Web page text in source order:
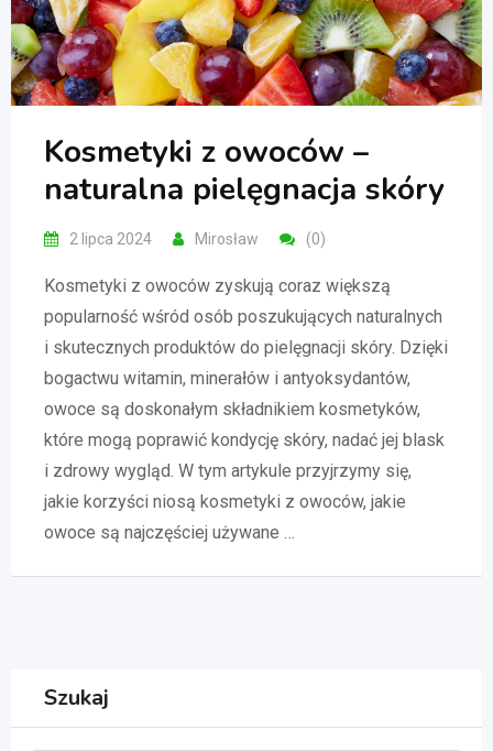
Kosmetyki z owoców –
naturalna pielęgnacja skóry
2 lipca 2024 Mirosław (0)
Kosmetyki z owoców zyskują coraz większą
popularność wśród osób poszukujących naturalnych
i skutecznych produktów do pielęgnacji skóry. Dzięki
bogactwu witamin, minerałów i antyoksydantów,
owoce są doskonałym składnikiem kosmetyków,
które mogą poprawić kondycję skóry, nadać jej blask
i zdrowy wygląd. W tym artykule przyjrzymy się,
jakie korzyści niosą kosmetyki z owoców, jakie
owoce są najczęściej używane …
Szukaj